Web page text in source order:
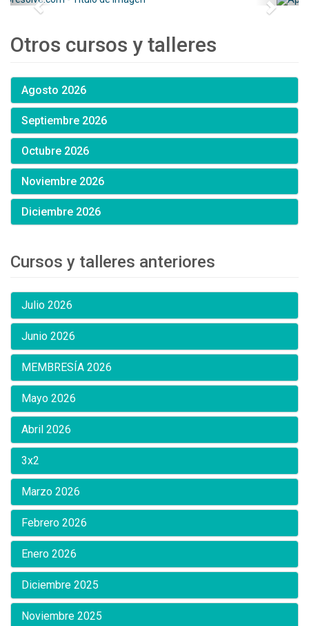
Otros cursos y talleres
Agosto 2026
Septiembre 2026
Octubre 2026
Noviembre 2026
Diciembre 2026
Cursos y talleres anteriores
Julio 2026
Junio 2026
MEMBRESÍA 2026
Mayo 2026
Abril 2026
3x2
Marzo 2026
Febrero 2026
Enero 2026
Diciembre 2025
Noviembre 2025